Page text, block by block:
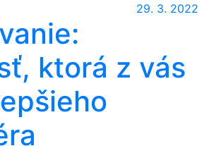
29. 3. 2022
ktorá z vás